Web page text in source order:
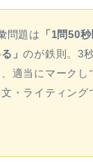
問題は
「1問50
」のが鉄則。3
適当にマークし
・ライティング